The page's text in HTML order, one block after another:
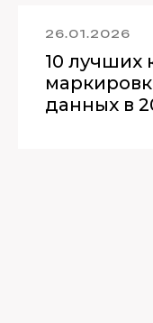
26.01.2026
10 лучших
данных в